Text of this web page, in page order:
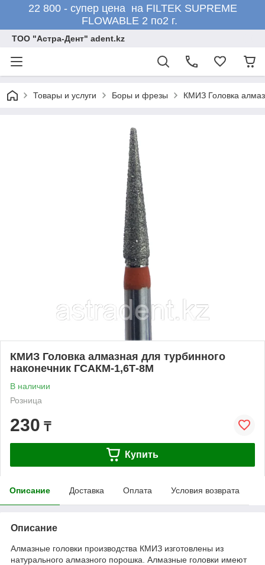
22 800 - супер цена на FILTEK SUPREME
FLOWABLE 2 по2 г.
ТОО "Астра-Дент" adent.kz
Товары и услуги Боры и фрезы КМИЗ Головка
КМИЗ Головка алмазная для турбинного
наконечник ГСАКМ-1,6Т-8М
В наличии
Розница
230 ₸
Купить
Описание Доставка Оплата Условия возврата
Описание
Алмазные головки производства КМИЗ изготовлены из
натурального алмазного порошка. Алмазные головки имеют